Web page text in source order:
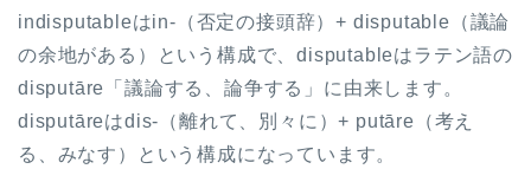
ヤ
ー
indisputableはin-（否定の接頭辞）+ disputable（議論
の余地がある）という構成で、disputableはラテン語の
disputāre「議論する、論争する」に由来します。
disputāreはdis-（離れて、別々に）+ putāre（考え
る、みなす）という構成になっています。